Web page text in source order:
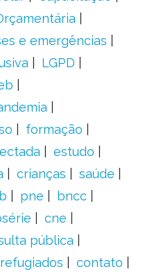
e emergências
LGPD
formação
estudo
crianças
saúde
pne
bncc
cne
pública
refugiados
contato